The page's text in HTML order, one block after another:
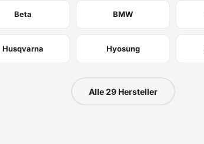
Beta BMW
Husqvarna Hyosung
Alle 29 Hersteller